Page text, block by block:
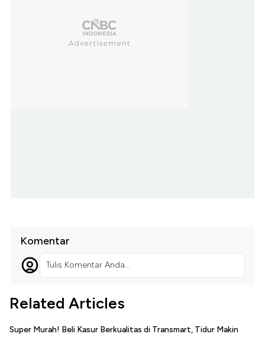
Komentar
Tulis Komentar Anda...
Related Articles
Super Murah! Beli Kasur Berkualitas di Transmart, Tidur Makin